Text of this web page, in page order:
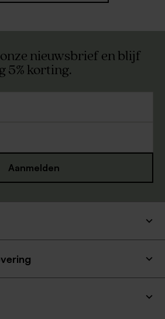
nieuwsbrief en blijf
5% korting.
Aanmelden